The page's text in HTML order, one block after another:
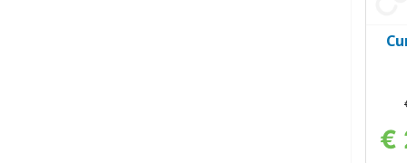
€